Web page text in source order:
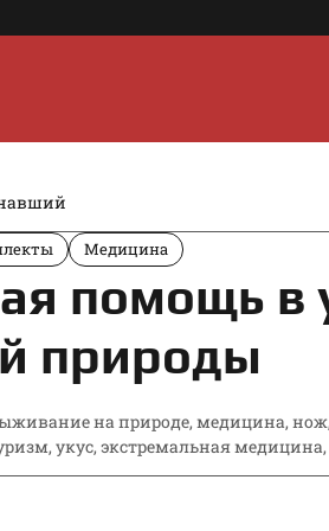
Медицина
помощь в
природы
на природе,медицина,нож
,укус,экстремальная медицина